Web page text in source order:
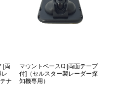
[両
ナ
マウントベースQ [両面テープ
付]（セルスター製レーダー探
知機専用）